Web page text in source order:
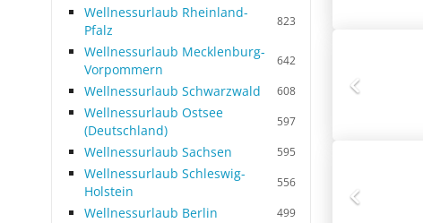
Wellnessurlaub Rheinland-
Pfalz
823
Wellnessurlaub Mecklenburg-
Vorpommern
642
Wellnessurlaub Schwarzwald 608
Wellnessurlaub Ostsee
(Deutschland)
597
Wellnessurlaub Sachsen 595
Wellnessurlaub Schleswig-
Holstein
556
Wellnessurlaub Berlin 499